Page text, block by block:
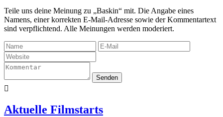
Teile uns deine Meinung zu „Baskin“ mit. Die Angabe eines
Namens, einer korrekten E-Mail-Adresse sowie der Kommentartext
sind verpflichtend. Alle Meinungen werden moderiert.
Senden

Aktuelle Filmstarts